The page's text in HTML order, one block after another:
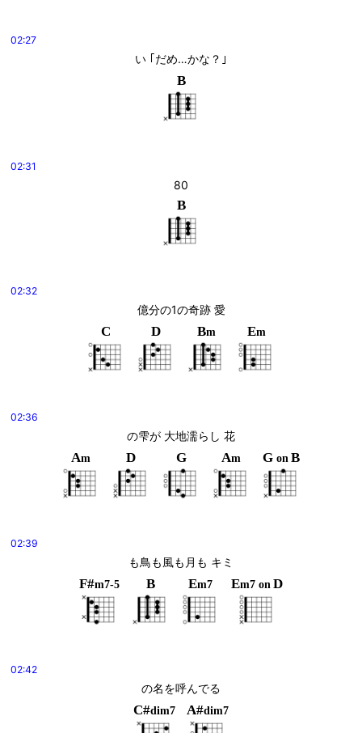
02:27
い ｢だめ…かな？｣
B
02:31
80
B
02:32
億分の1の奇跡 愛
C D Bm Em
02:36
の雫が 大地濡らし 花
Am D G Am G on B
02:39
も鳥も風も月も キミ
F#m7-5 B Em7 Em7 on D
02:42
の名を呼んでる
C#dim7 A#dim7